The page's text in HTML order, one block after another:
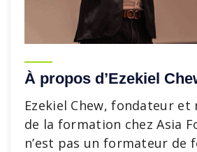
À propos d’Ezekiel
Ezekiel Chew, fondateur et
de la formation chez Asia
n’est pas un formateur de